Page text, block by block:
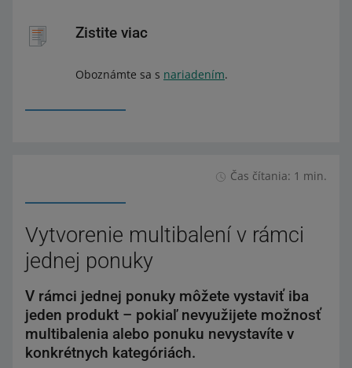
na ktoré sa zákaz bude vzťahovať.
Zistite viac
Oboznámte sa s nariadením.
Čas čítania: 1 min.
Vytvorenie multibalení v rámci
jednej ponuky
V rámci jednej ponuky môžete vystaviť iba
jeden produkt – pokiaľ nevyužijete možnosť
multibalenia alebo ponuku nevystavíte v
konkrétnych kategóriách.